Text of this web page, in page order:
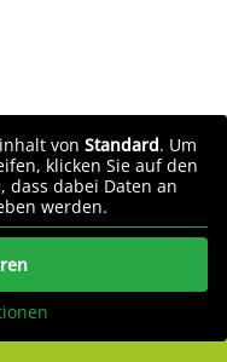
von Standard. Um
klicken Sie auf den
dass dabei Daten an
werden.